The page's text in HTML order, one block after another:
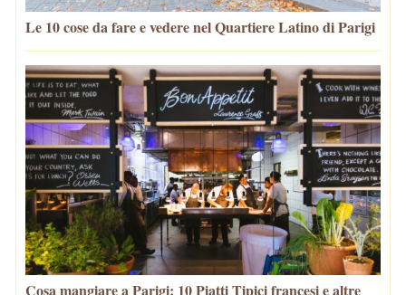
Le 10 cose da fare e vedere nel Quartiere Latino di Parigi
Cosa mangiare a Parigi: 10 Piatti Tipici francesi e altre